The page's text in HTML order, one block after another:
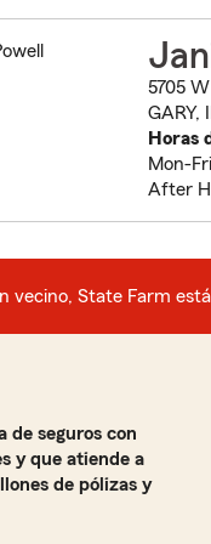
5705
GARY,
Horas
Mon-
After
vecino, State Farm
de seguros con
y que atiende a
de pólizas y